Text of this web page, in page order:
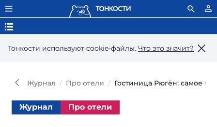
Тонкости используют сookie-файлы. Что это значит?
Журнал Про отели Гостиница Рюгён: самое
Журнал Про отели